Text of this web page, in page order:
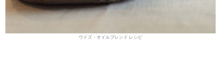
ウドズ・オイルブレンド レシピ